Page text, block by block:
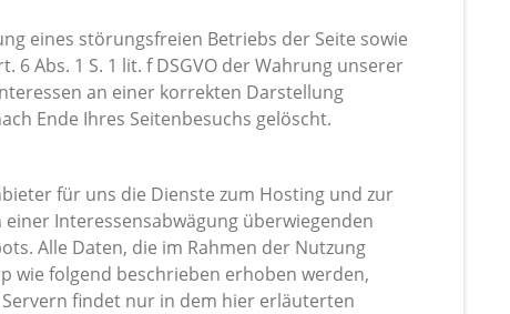
eines störungsfreien Betriebs der Seite sowie
Abs. 1 S. 1 lit. f DSGVO der Wahrung unserer
an einer korrekten Darstellung
Ende Ihres Seitenbesuchs gelöscht.
für uns die Dienste zum Hosting und zur
Interessensabwägung überwiegenden
Alle Daten, die im Rahmen der Nutzung
wie folgend beschrieben erhoben werden,
findet nur in dem hier erläuterten